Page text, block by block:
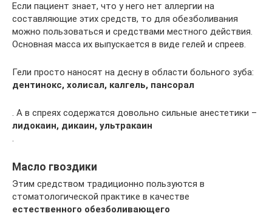
Если пациент знает, что у него нет аллергии на
составляющие этих средств, то для обезболивания
можно пользоваться и средствами местного действия.
Основная масса их выпускается в виде гелей и спреев.
Гели просто наносят на десну в области больного зуба:
дентинокс, холисал, калгель, пансорал
. А в спреях содержатся довольно сильные анестетики –
лидокаин, дикаин, ультракаин
.
Масло гвоздики
Этим средством традиционно пользуются в
стоматологической практике в качестве
естественного обезболивающего